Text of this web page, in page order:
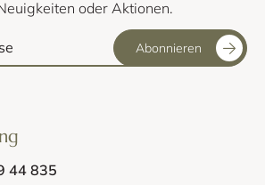
oder Aktionen.
Abonnieren
44 835